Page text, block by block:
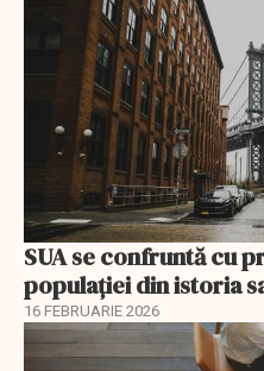
SUA se confruntă cu
populației din istoria
16 FEBRUARIE 2026